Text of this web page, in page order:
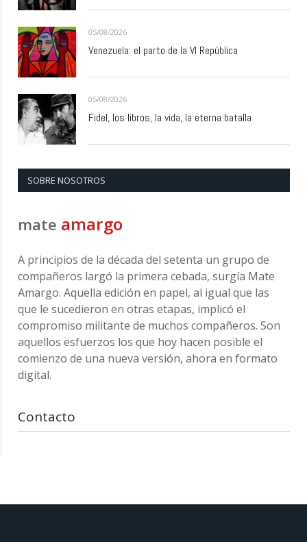
05/08/2026
Venezuela: el parto de la VI República
05/08/2026
Fidel, los libros, la vida, la eterna batalla
SOBRE NOSOTROS
mate amargo
A principios de la década del setenta un grupo de
compañeros largó la primera cebada, surgía Mate
Amargo. Aquella edición en papel, al igual que las
que le sucedieron en otras etapas, implicó el
compromiso militante de muchos compañeros. Son
aquellos esfuerzos los que hoy hacen posible el
comienzo de una nueva versión, ahora en formato
digital.
Contacto